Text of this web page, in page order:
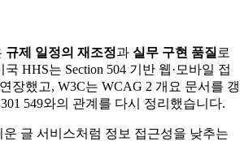
규제 일정의 재조정과 실무 구현 품질 로
HHS는 Section 504 기반 웹·모바일 접
장했고, W3C는 WCAG 2 개요 문서를 갱
549와의 관계를 다시 정리했습니다.
글 서비스처럼 정보 접근성을 낮추는